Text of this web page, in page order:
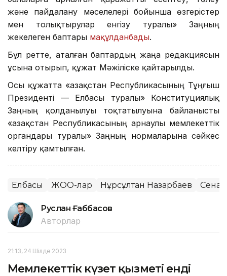
және пайдалану мәселелері бойынша өзгерістер
мен толықтырулар енгізу туралы» Заңның
жекелеген баптары мақұлданбады.
Бұл ретте, аталған баптардың жаңа редакциясын
ұсына отырып, құжат Мәжіліске қайтарылды.
Осы құжатта «Қазақстан Республикасының Тұңғыш
Президенті — Елбасы туралы» Конституциялық
Заңның қолданылуы тоқтатылуына байланысты
«Қазақстан Республикасының арнаулы мемлекеттік
органдары туралы» Заңның нормаларына сәйкес
келтіру қамтылған.
Елбасы ЖОО-лар Нұрсұлтан Назарбаев Сенат
Руслан Ғаббасов
Авторлар
21:13, 24 Шілде 2023
Мемлекеттік күзет қызметі енді